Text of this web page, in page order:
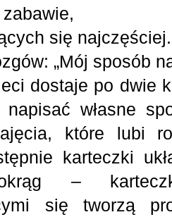
się najczęściej.
„Mój sposób
dostaje po dwie
napisać własne
które lubi
karteczki
–
się tworzą